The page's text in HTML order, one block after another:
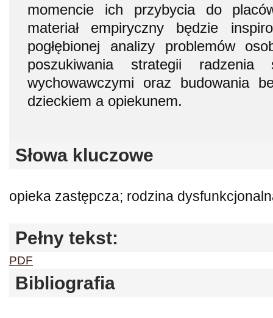
momencie ich przybycia do
materiał empiryczny będzie
pogłębionej analizy problemów
poszukiwania strategii
wychowawczymi oraz budowania
dzieckiem a opiekunem.
Słowa kluczowe
opieka zastępcza; rodzina
Pełny tekst:
PDF
Bibliografia